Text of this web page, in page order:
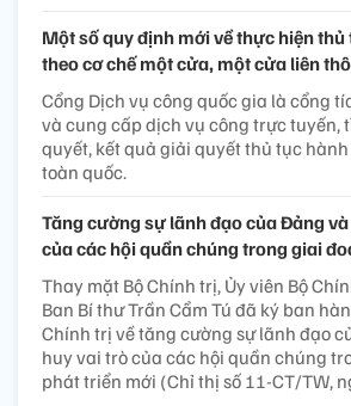
Một số quy định mới về thực hiện
theo cơ chế một cửa, một cửa liên
Cổng Dịch vụ công quốc gia là cổng
và cung cấp dịch vụ công trực tuyến,
quyết, kết quả giải quyết thủ tục
toàn quốc.
Tăng cường sự lãnh đạo của Đảng
của các hội quần chúng trong giai
Thay mặt Bộ Chính trị, Ủy viên Bộ
Ban Bí thư Trần Cẩm Tú đã ký ban
Chính trị về tăng cường sự lãnh đạo
huy vai trò của các hội quần chúng
phát triển mới (Chỉ thị số 11-CT/TW,